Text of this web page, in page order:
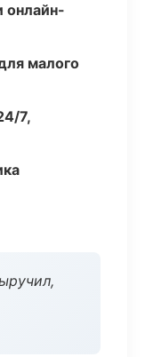
онлайн-
малого
7,